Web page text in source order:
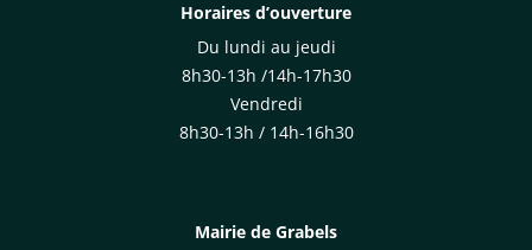
Horaires d’ouverture
Du lundi au jeudi
8h30-13h /14h-17h30
Vendredi
8h30-13h / 14h-16h30
Mairie de Grabels